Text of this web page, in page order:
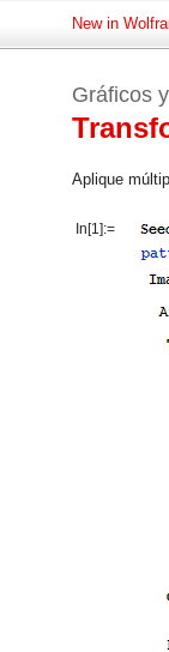
New in
Gráficos
Aplique
In[1]:=